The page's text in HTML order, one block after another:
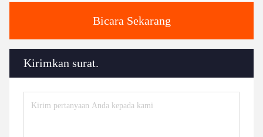
Bicara Sekarang
Kirimkan surat.